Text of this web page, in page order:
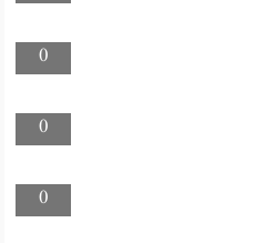
0
0
0